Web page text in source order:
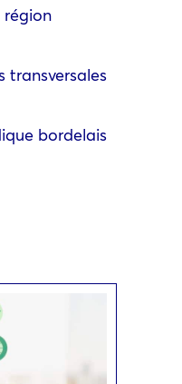
région
transversales
bordelais